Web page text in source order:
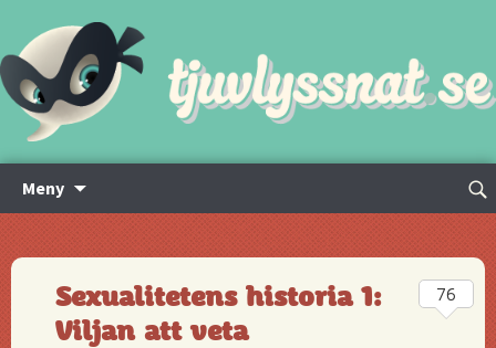
Meny
innehåll
Sök
Sexualitetens historia 1:
Viljan att veta
76